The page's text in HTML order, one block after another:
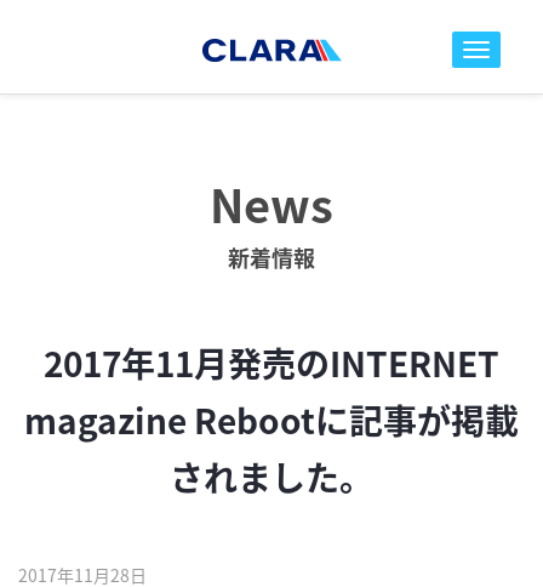
toggle
News
新着情報
2017年11月発売のINTERNET
magazine Rebootに記事が掲載
されました。
2017年11月28日